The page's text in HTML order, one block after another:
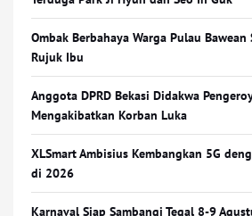
Ombak Berbahaya Warga Pulau Bawean
Rujuk Ibu
Anggota DPRD Bekasi Didakwa
Mengakibatkan Korban Luka
XLSmart Ambisius Kembangkan 5G
di 2026
Karnaval Siap Sambangi Tegal 8-9